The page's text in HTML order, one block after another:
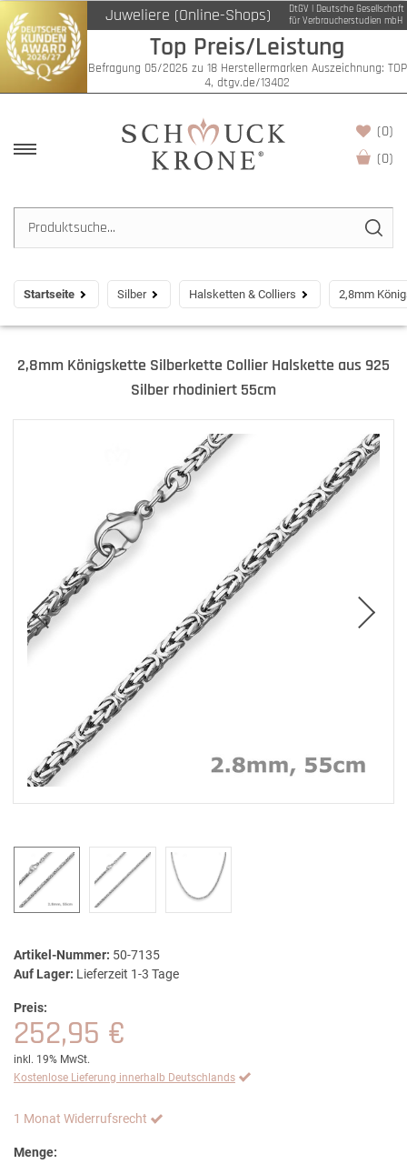
Juweliere (Online-Shops)
DtGV | Deutsche Gesellschaft
für Verbraucherstudien mbH
Top Preis/Leistung
Befragung 05/2026 zu 18 Herstellermarken Auszeichnung: TOP
4, dtgv.de/13402
(0)
(0)
Startseite Silber Halsketten & Colliers 2,8mm
2,8mm Königskette Silberkette Collier Halskette aus 925
Silber rhodiniert 55cm
Artikel-Nummer: 50-7135
Auf Lager: Lieferzeit 1-3 Tage
Preis:
252,95 €
inkl. 19% MwSt.
Kostenlose Lieferung innerhalb Deutschlands
1 Monat Widerrufsrecht
Menge: